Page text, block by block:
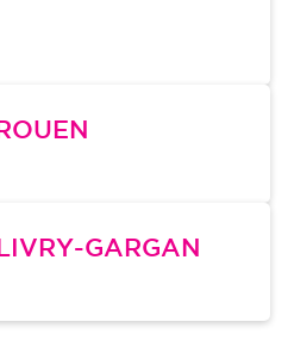
ROUEN
LIVRY-GARGAN